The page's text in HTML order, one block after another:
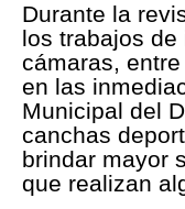
Durante la
los trabajos
cámaras,
en las
Municipal del
canchas
brindar mayor
que realizan